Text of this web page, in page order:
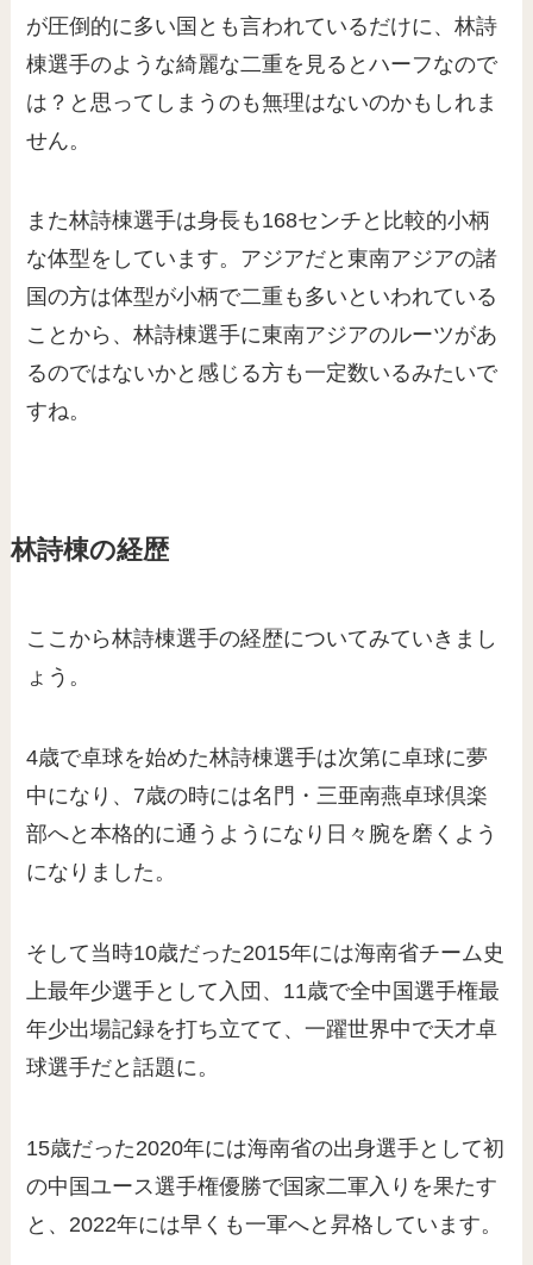
が圧倒的に多い国とも言われているだけに、林詩
棟選手のような綺麗な二重を見るとハーフなので
は？と思ってしまうのも無理はないのかもしれま
せん。
また林詩棟選手は身長も168センチと比較的小柄
な体型をしています。アジアだと東南アジアの諸
国の方は体型が小柄で二重も多いといわれている
ことから、林詩棟選手に東南アジアのルーツがあ
るのではないかと感じる方も一定数いるみたいで
すね。
林詩棟の経歴
ここから林詩棟選手の経歴についてみていきまし
ょう。
4歳で卓球を始めた林詩棟選手は次第に卓球に夢
中になり、7歳の時には名門・三亜南燕卓球倶楽
部へと本格的に通うようになり日々腕を磨くよう
になりました。
そして当時10歳だった2015年には海南省チーム史
上最年少選手として入団、11歳で全中国選手権最
年少出場記録を打ち立てて、一躍世界中で天才卓
球選手だと話題に。
15歳だった2020年には海南省の出身選手として初
の中国ユース選手権優勝で国家二軍入りを果たす
と、2022年には早くも一軍へと昇格しています。